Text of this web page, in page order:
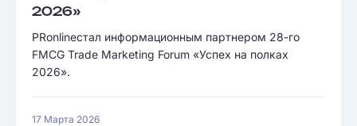
2026»
PRonlineстал информационным партнером 28-го
FMCG Trade Marketing Forum «Успех на полках
2026».
17 Марта 2026